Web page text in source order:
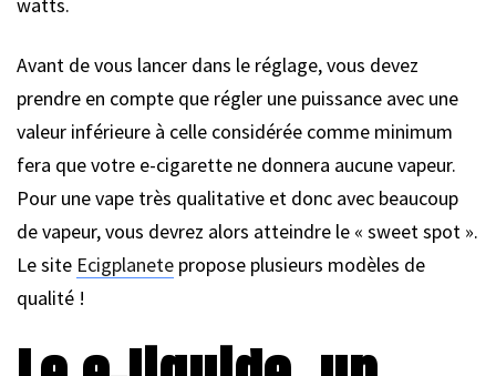
Avant de vous lancer dans le réglage, vous devez
prendre en compte que régler une puissance avec une
valeur inférieure à celle considérée comme minimum
fera que votre e-cigarette ne donnera aucune vapeur.
Pour une vape très qualitative et donc avec beaucoup
de vapeur, vous devrez alors atteindre le « sweet spot ».
Le site Ecigplanete propose plusieurs modèles de
qualité !